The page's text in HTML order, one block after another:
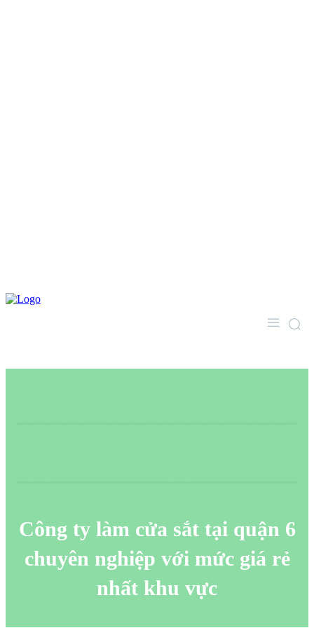
Công ty làm cửa sắt tại quận 6
chuyên nghiệp với mức giá rẻ
nhất khu vực